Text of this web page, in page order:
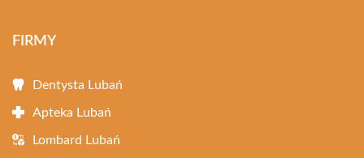
FIRMY
Dentysta Lubań
Apteka Lubań
Lombard Lubań